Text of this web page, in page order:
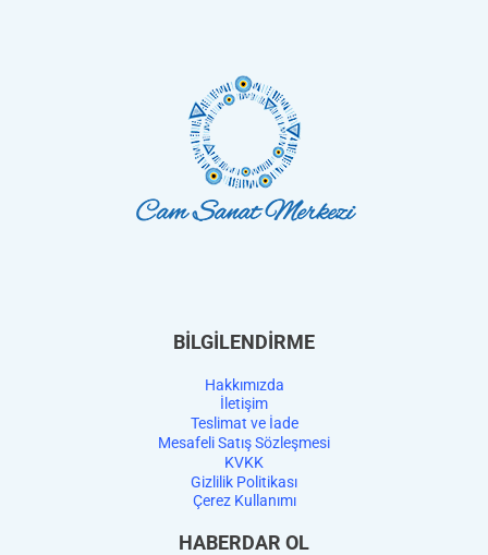
BİLGİLENDİRME
Hakkımızda
İletişim
Teslimat ve İade
Mesafeli Satış Sözleşmesi
KVKK
Gizlilik Politikası
Çerez Kullanımı
HABERDAR OL